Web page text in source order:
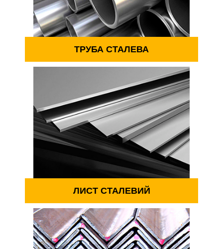
ТРУБА СТАЛЕВА
ЛИСТ СТАЛЕВИЙ